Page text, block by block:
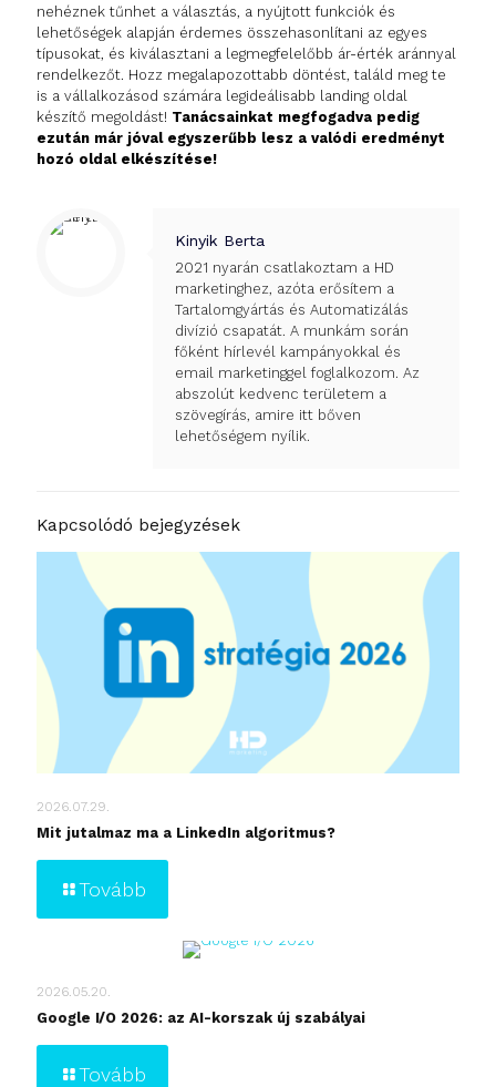
nehéznek tűnhet a választás, a nyújtott funkciók és
lehetőségek alapján érdemes összehasonlítani az egyes
típusokat, és kiválasztani a legmegfelelőbb ár-érték aránnyal
rendelkezőt. Hozz megalapozottabb döntést, találd meg te
is a vállalkozásod számára legideálisabb landing oldal
készítő megoldást! Tanácsainkat megfogadva pedig
ezután már jóval egyszerűbb lesz a valódi eredményt
hozó oldal elkészítése!
Kinyik Berta
2021 nyarán csatlakoztam a HD
marketinghez, azóta erősítem a
Tartalomgyártás és Automatizálás
divízió csapatát. A munkám során
főként hírlevél kampányokkal és
email marketinggel foglalkozom. Az
abszolút kedvenc területem a
szövegírás, amire itt bőven
lehetőségem nyílik.
Kapcsolódó bejegyzések
2026.07.29.
Mit jutalmaz ma a LinkedIn algoritmus?
Tovább
2026.05.20.
Google I/O 2026: az AI-korszak új szabályai
Tovább